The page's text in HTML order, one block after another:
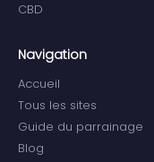
CBD
Navigation
Accueil
Tous les sites
Guide du parrainage
Blog